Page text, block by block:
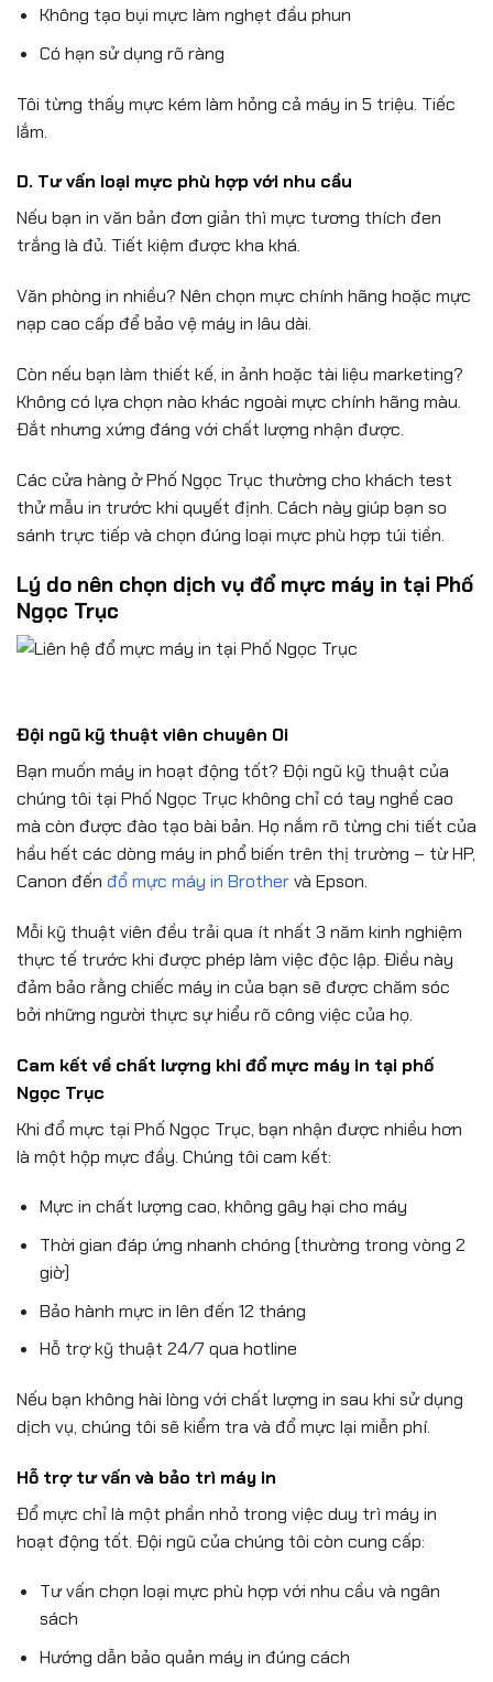
Không tạo bụi mực làm nghẹt đầu phun
Có hạn sử dụng rõ ràng
Tôi từng thấy mực kém làm hỏng cả máy in 5 triệu. Tiếc
lắm.
D. Tư vấn loại mực phù hợp với nhu cầu
Nếu bạn in văn bản đơn giản thì mực tương thích đen
trắng là đủ. Tiết kiệm được kha khá.
Văn phòng in nhiều? Nên chọn mực chính hãng hoặc mực
nạp cao cấp để bảo vệ máy in lâu dài.
Còn nếu bạn làm thiết kế, in ảnh hoặc tài liệu marketing?
Không có lựa chọn nào khác ngoài mực chính hãng màu.
Đắt nhưng xứng đáng với chất lượng nhận được.
Các cửa hàng ở Phố Ngọc Trục thường cho khách test
thử mẫu in trước khi quyết định. Cách này giúp bạn so
sánh trực tiếp và chọn đúng loại mực phù hợp túi tiền.
Lý do nên chọn dịch vụ đổ mực máy in tại Phố
Ngọc Trục
Đội ngũ kỹ thuật viên chuyên Oi
Bạn muốn máy in hoạt động tốt? Đội ngũ kỹ thuật của
chúng tôi tại Phố Ngọc Trục không chỉ có tay nghề cao
mà còn được đào tạo bài bản. Họ nắm rõ từng chi tiết của
hầu hết các dòng máy in phổ biến trên thị trường – từ HP,
Canon đến đổ mực máy in Brothervà Epson.
Mỗi kỹ thuật viên đều trải qua ít nhất 3 năm kinh nghiệm
thực tế trước khi được phép làm việc độc lập. Điều này
đảm bảo rằng chiếc máy in của bạn sẽ được chăm sóc
bởi những người thực sự hiểu rõ công việc của họ.
Cam kết về chất lượng khi đổ mực máy in tại phố
Ngọc Trục
Khi đổ mực tại Phố Ngọc Trục, bạn nhận được nhiều hơn
là một hộp mực đầy. Chúng tôi cam kết:
Mực in chất lượng cao, không gây hại cho máy
Thời gian đáp ứng nhanh chóng (thường trong vòng 2
giờ)
Bảo hành mực in lên đến 12 tháng
Hỗ trợ kỹ thuật 24/7 qua hotline
Nếu bạn không hài lòng với chất lượng in sau khi sử dụng
dịch vụ, chúng tôi sẽ kiểm tra và đổ mực lại miễn phí.
Hỗ trợ tư vấn và bảo trì máy in
Đổ mực chỉ là một phần nhỏ trong việc duy trì máy in
hoạt động tốt. Đội ngũ của chúng tôi còn cung cấp:
Tư vấn chọn loại mực phù hợp với nhu cầu và ngân
sách
Hướng dẫn bảo quản máy in đúng cách